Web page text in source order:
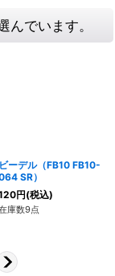
でいます。
ビーデル（FB10 FB10-
SR）
円(税込)
庫数9点